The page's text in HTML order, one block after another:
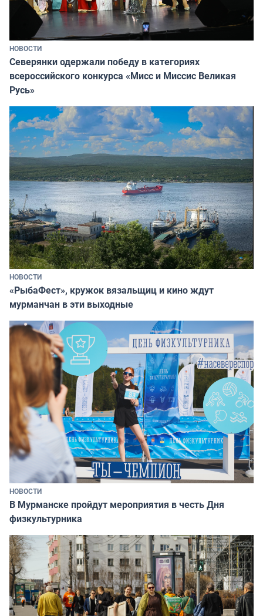
НОВОСТИ
Северянки одержали победу в категориях
всероссийского конкурса «Мисс и Миссис Великая
Русь»
НОВОСТИ
«РыбаФест», кружок вязальщиц и кино ждут
мурманчан в эти выходные
НОВОСТИ
В Мурманске пройдут мероприятия в честь Дня
физкультурника